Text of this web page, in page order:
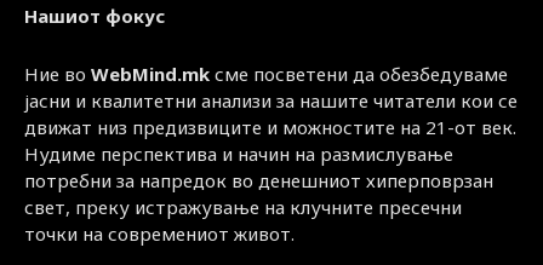
Нашиот фокус
Ние во WebMind.mk сме посветени да обезбедуваме
јасни и квалитетни анализи за нашите читатели кои се
движат низ предизвиците и можностите на 21-от век.
Нудиме перспектива и начин на размислување
потребни за напредок во денешниот хиперповрзан
свет, преку истражување на клучните пресечни
точки на современиот живот.